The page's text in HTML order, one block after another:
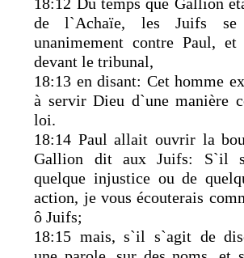
de l`Achaïe, les Juifs se
unanimement contre Paul, et
devant le tribunal,
18:13 en disant: Cet homme
à servir Dieu d`une manière
loi.
18:14 Paul allait ouvrir la
Gallion dit aux Juifs: S`il
quelque injustice ou de
action, je vous écouterais
ô Juifs;
18:15 mais, s`il s`agit de